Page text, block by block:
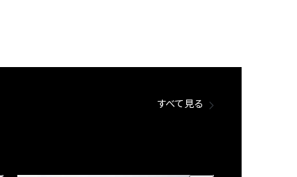
すべて見る